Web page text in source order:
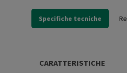
Specifiche tecniche
CARATTERISTICHE